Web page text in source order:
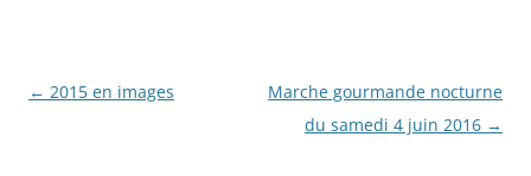
Navigation
← 2015 en images
Marche gourmande nocturne
du samedi 4 juin 2016 →